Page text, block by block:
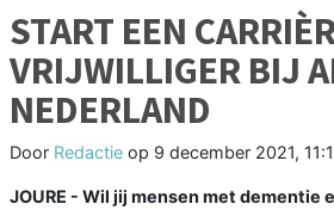
START EEN
VRIJWILLIGER BIJ
NEDERLAND
Door Redactie op 9 december 2021,
JOURE - Wil jij mensen met dementie